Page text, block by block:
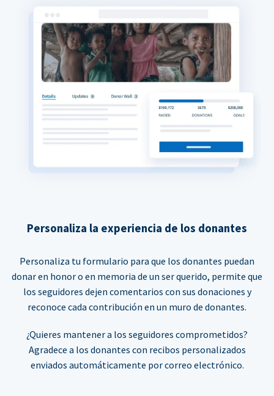
Personaliza la experiencia de los donantes
Personaliza tu formulario para que los donantes puedan
donar en honor o en memoria de un ser querido, permite que
los seguidores dejen comentarios con sus donaciones y
reconoce cada contribución en un muro de donantes.
¿Quieres mantener a los seguidores comprometidos?
Agradece a los donantes con recibos personalizados
enviados automáticamente por correo electrónico.